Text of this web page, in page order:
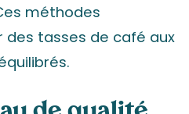
méthodes
tasses de café aux